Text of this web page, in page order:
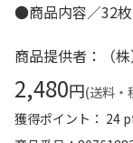
●商品内容／32
商品提供者：（
2,480円(送料・
獲得ポイント： 24